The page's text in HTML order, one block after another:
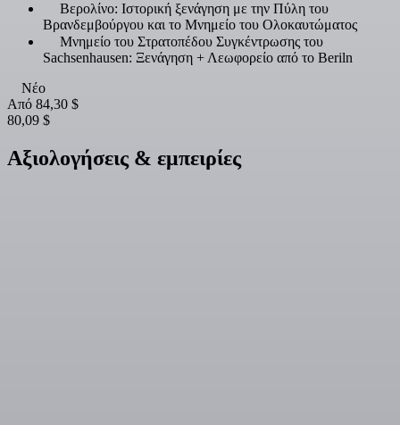
Βερολίνο: Ιστορική ξενάγηση με την Πύλη του
Βρανδεμβούργου και το Μνημείο του Ολοκαυτώματος
Μνημείο του Στρατοπέδου Συγκέντρωσης του
Sachsenhausen: Ξενάγηση + Λεωφορείο από το Beriln
Νέο
Από 84,30 $
80,09 $
Αξιολογήσεις & εμπειρίες